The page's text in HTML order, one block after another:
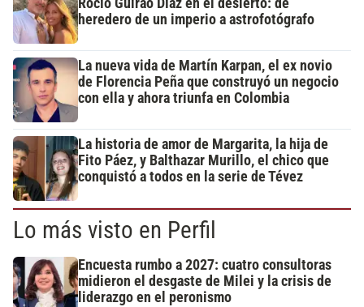
Rocío Guirao Díaz en el desierto: de
heredero de un imperio a astrofotógrafo
La nueva vida de Martín Karpan, el ex novio
de Florencia Peña que construyó un negocio
con ella y ahora triunfa en Colombia
La historia de amor de Margarita, la hija de
Fito Páez, y Balthazar Murillo, el chico que
conquistó a todos en la serie de Tévez
Lo más visto en Perfil
Encuesta rumbo a 2027: cuatro consultoras
midieron el desgaste de Milei y la crisis de
liderazgo en el peronismo